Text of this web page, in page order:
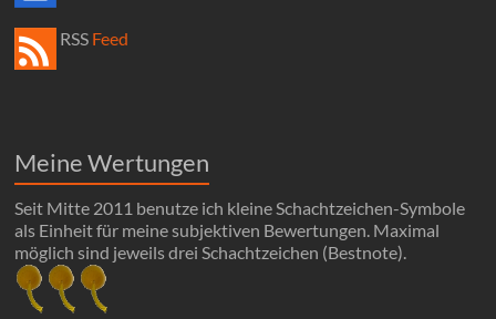
RSS Feed
Meine Wertungen
Seit Mitte 2011 benutze ich kleine Schachtzeichen-Symbole
als Einheit für meine subjektiven Bewertungen. Maximal
möglich sind jeweils drei Schachtzeichen (Bestnote).